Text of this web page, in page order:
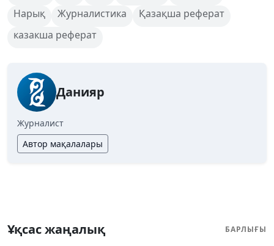
Нарық
Журналистика
Қазақша реферат
казакша реферат
Данияр
Журналист
Автор мақалалары
Ұқсас жаңалық БАРЛЫҒЫ